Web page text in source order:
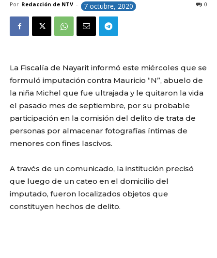
Por Redacción de NTV - 7 octubre, 2020 0
La Fiscalía de Nayarit informó este miércoles que se
formuló imputación contra Mauricio “N”, abuelo de
la niña Michel que fue ultrajada y le quitaron la vida
el pasado mes de septiembre, por su probable
participación en la comisión del delito de trata de
personas por almacenar fotografías íntimas de
menores con fines lascivos.
A través de un comunicado, la institución precisó
que luego de un cateo en el domicilio del
imputado, fueron localizados objetos que
constituyen hechos de delito.